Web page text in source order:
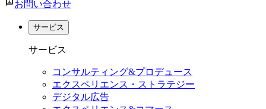
お問い合わせ
サービス
サービス
コンサルティング&プロデュース
エクスペリエンス・ストラテジー
デジタル広告